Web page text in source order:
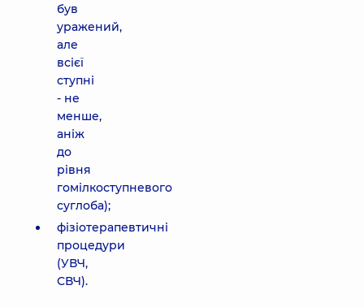
був
уражений,
але
всієї
ступні
- не
менше,
аніж
до
рівня
гомілкоступневого
суглоба);
фізіотерапевтичні
процедури
(УВЧ,
СВЧ).